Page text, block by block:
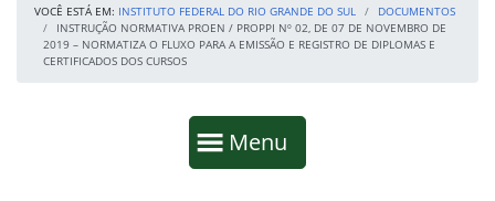
VOCÊ ESTÁ EM: INSTITUTO FEDERAL DO RIO GRANDE DO SUL
DOCUMENTOS
INSTRUÇÃO NORMATIVA PROEN / PROPPI Nº 02, DE 07 DE NOVEMBRO DE
2019 – NORMATIZA O FLUXO PARA A EMISSÃO E REGISTRO DE DIPLOMAS E
CERTIFICADOS DOS CURSOS
Mostrar
Menu